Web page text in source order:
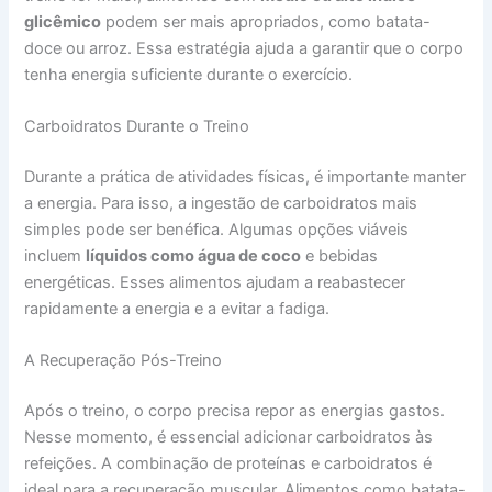
glicêmico podem ser mais apropriados, como batata-
doce ou arroz. Essa estratégia ajuda a garantir que o corpo
tenha energia suficiente durante o exercício.
Carboidratos Durante o Treino
Durante a prática de atividades físicas, é importante manter
a energia. Para isso, a ingestão de carboidratos mais
simples pode ser benéfica. Algumas opções viáveis
incluem líquidos como água de coco e bebidas
energéticas. Esses alimentos ajudam a reabastecer
rapidamente a energia e a evitar a fadiga.
A Recuperação Pós-Treino
Após o treino, o corpo precisa repor as energias gastos.
Nesse momento, é essencial adicionar carboidratos às
refeições. A combinação de proteínas e carboidratos é